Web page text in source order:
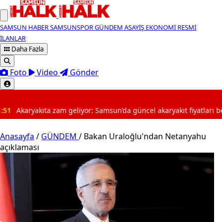
SAMSUN HABERSAMSUNSPORGÜNDEM ASAYİŞ EKONOMİ RESMİ
İLANLAR
Daha Fazla
Foto Video Gönder
Samsun’da güncel akaryakıt fiyatları belli oldu 11:43
Anasayfa / GÜNDEM / Bakan Uraloğlu'ndan Netanyahu
açıklaması